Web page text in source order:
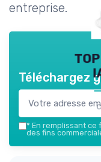
entreprise.
Téléchargez
* En remplissant ce
des fins